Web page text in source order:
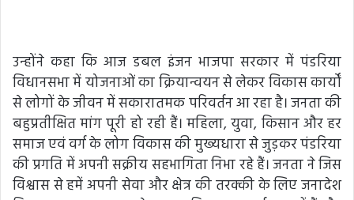
उन्होंने कहा कि आज डबल इंजन भाजपा सरकार में पंडरिया
विधानसभा में योजनाओं का क्रियान्वयन से लेकर विकास कार्यों
से लोगों के जीवन में सकारातमक परिवर्तन आ रहा है। जनता की
बहुप्रतीक्षित मांग पूरी हो रही हैं। महिला, युवा, किसान और हर
समाज एवं वर्ग के लोग विकास की मुख्यधारा से जुड़कर पंडरिया
की प्रगति में अपनी सक्रीय सहभागिता निभा रहे हैं। जनता ने जिस
विश्वास से हमें अपनी सेवा और क्षेत्र की तरक्की के लिए जनादेश